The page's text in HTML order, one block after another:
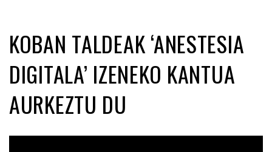
KOBAN TALDEAK ‘ANESTESIA
DIGITALA’ IZENEKO KANTUA
AURKEZTU DU